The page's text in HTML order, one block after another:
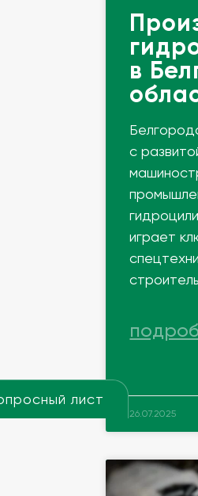
лист
в
с
играет
26.07.2025